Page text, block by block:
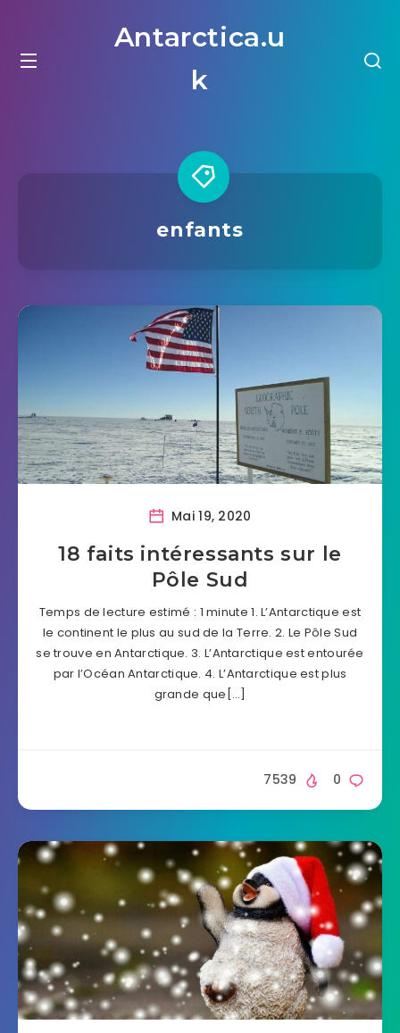
Antarctica.u
k
enfants
Mai 19, 2020
18 faits intéressants sur le
Pôle Sud
Temps de lecture estimé : 1 minute 1. L’Antarctique est
le continent le plus au sud de la Terre. 2. Le Pôle Sud
se trouve en Antarctique. 3. L’Antarctique est entourée
par l’Océan Antarctique. 4. L’Antarctique est plus
grande que[…]
0
7539